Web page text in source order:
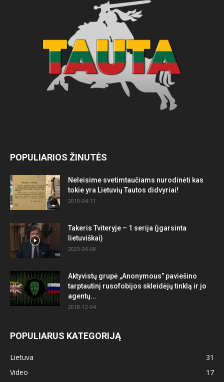
POPULIARIOS ŽINUTĖS
Neleisime svetimtaučiams nurodinėti kas
tokie yra Lietuvių Tautos didvyriai!
2019-04-11
Takeris Tviteryje – 1 serija (įgarsinta
lietuviškai)
2023-06-08
Aktyvistų grupė „Anonymous” paviešino
tarptautinį rusofobijos skleidėjų tinklą ir jo
agentų...
2018-12-04
POPULIARUS KATEGORIJĄ
Lietuva
31
Video
17